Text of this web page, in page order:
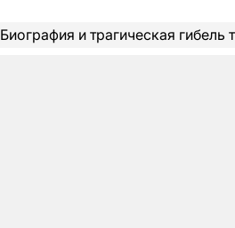
Биография и трагическая гибель талантливой актрисы Натальи Юнниковой